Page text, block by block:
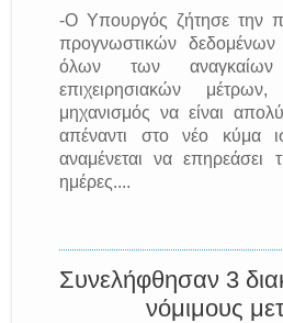
-Ο Υπουργός ζήτησε την
προγνωστικών
όλων των αναγκαίων
επιχειρησιακών
μηχανισμός να είναι
απέναντι στο νέο κύμα
αναμένεται να επηρεάσει
ημέρες....
Συνελήφθησαν 3
νόμιμους